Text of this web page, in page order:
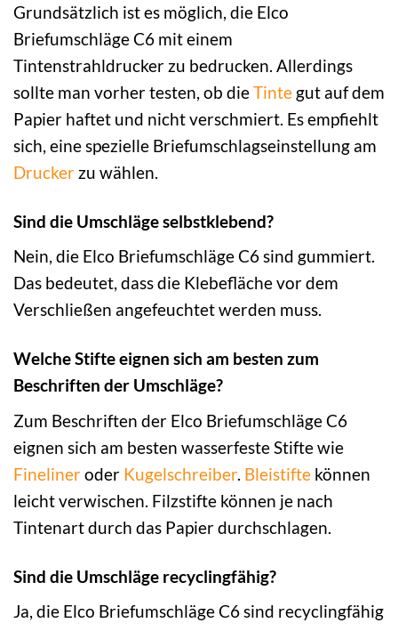
Grundsätzlich ist es möglich, die Elco
Briefumschläge C6 mit einem
Tintenstrahldrucker zu bedrucken. Allerdings
sollte man vorher testen, ob dieTinte gut auf dem
Papier haftet und nicht verschmiert. Es empfiehlt
sich, eine spezielle Briefumschlagseinstellung am
Drucker zu wählen.
Sind die Umschläge selbstklebend?
Nein, die Elco Briefumschläge C6 sind gummiert.
Das bedeutet, dass die Klebefläche vor dem
Verschließen angefeuchtet werden muss.
Welche Stifte eignen sich am besten zum
Beschriften der Umschläge?
Zum Beschriften der Elco Briefumschläge C6
eignen sich am besten wasserfeste Stifte wie
Finelineroder Kugelschreiber. Bleistifte können
leicht verwischen. Filzstifte können je nach
Tintenart durch das Papier durchschlagen.
Sind die Umschläge recyclingfähig?
Ja, die Elco Briefumschläge C6 sind recyclingfähig